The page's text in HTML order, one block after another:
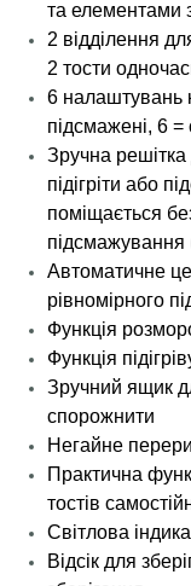
та елементами
2 відділення
2 тости
6 налаштувань
підсмажені, 6
Зручна
підігріти або
поміщається
підсмажування
Автоматичне
рівномірного
Функція
Функція
Зручний ящик
спорожнити
Негайне
Практична
тостів
Світлова
Відсік для